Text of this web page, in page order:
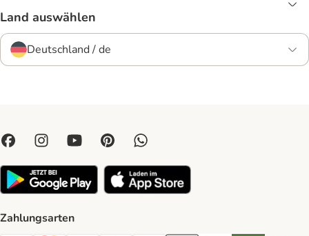
Land auswählen
Deutschland / de
Zahlungsarten